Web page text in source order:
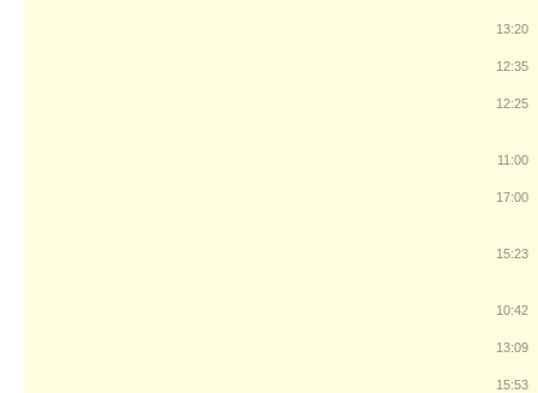
13:20
12:35
12:25
11:00
17:00
15:23
10:42
13:09
15:53